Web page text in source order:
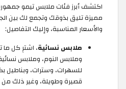
اكتشف أبرز فئات ملابس تيمو
مميزة تليق بذوقك وتجمع لك بين
والأسعار المناسبة، وإليك التفاصيل:
ملابس نسائية، اشترِ كل ما
وملابس النوم، وملابس
للسهرات، وسترات، وبناطيل
قصيرة وطويلة، وغير ذلك من